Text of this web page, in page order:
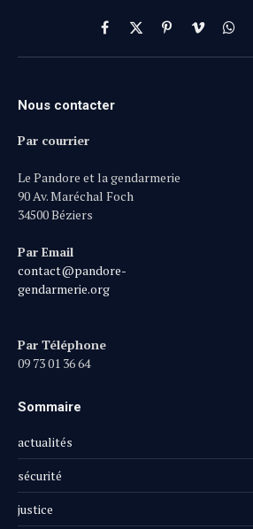
Facebook
X
(Twitter)
PinterestVimeo
Nous contacter
Par courrier
Le Pandore et la gendarmerie
90 Av. Maréchal Foch
34500 Béziers
Par Email
contact@pandore-
gendarmerie.org
Par Téléphone
09 73 01 36 64
Sommaire
actualités
sécurité
justice